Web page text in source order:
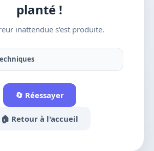
planté !
inattendue s'est produite.
🔄 Réessayer
🏠 Retour à l'accueil